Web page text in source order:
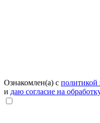
Ознакомлен(а) с политикой
и даю согласие на